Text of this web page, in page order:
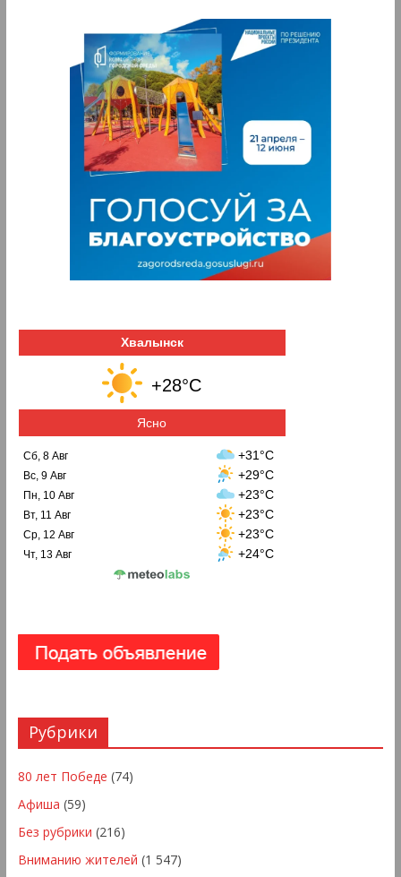
Хвалынск
+28°C
Ясно
Сб, 8 Авг +31°C
Вс, 9 Авг +29°C
Пн, 10 Авг +23°C
Вт, 11 Авг +23°C
Ср, 12 Авг +23°C
Чт, 13 Авг +24°C
Рубрики
80 лет Победе (74)
Афиша (59)
Без рубрики (216)
Вниманию жителей (1 547)